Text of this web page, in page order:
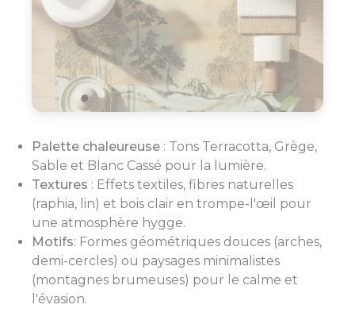
Palette chaleureuse : Tons Terracotta, Grège,
Sable et Blanc Cassé pour la lumière.
Textures : Effets textiles, fibres naturelles
(raphia, lin) et bois clair en trompe-l'œil pour
une atmosphère hygge.
Motifs: Formes géométriques douces (arches,
demi-cercles) ou paysages minimalistes
(montagnes brumeuses) pour le calme et
l'évasion.